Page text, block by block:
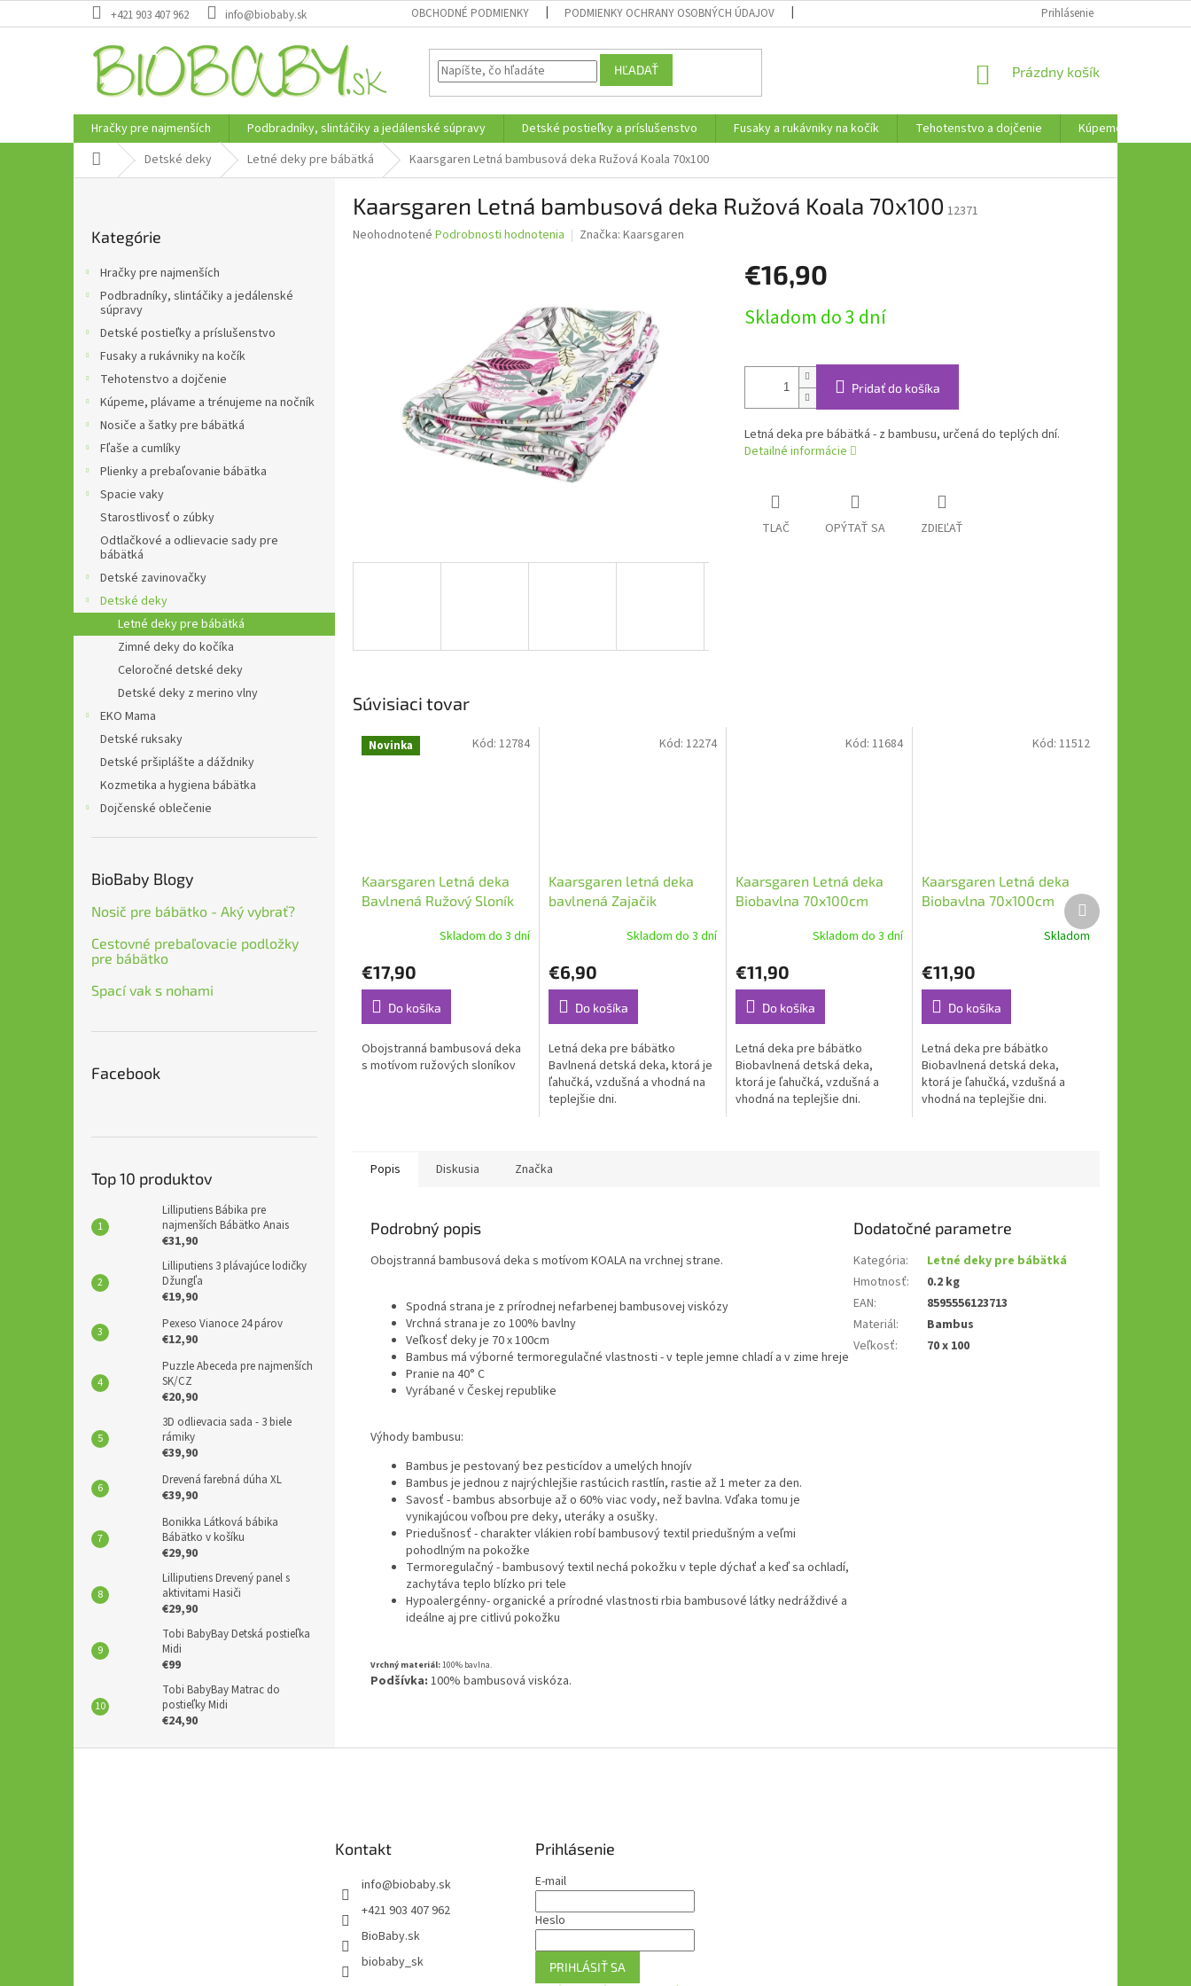
na
+421 903 407 962 info@biobaby.sk OBCHODNÉ PODMIENKY PODMIENKY OCHRANY OSOBNÝCH ÚDAJOV Prihlásenie
HĽADAŤ
NÁKUPNÝ
Prázdny košík
Hračky pre najmenších Podbradníky, slintáčiky a jedálenské súpravy Detské postieľky a príslušenstvo Fusaky a rukávniky na kočík Tehotenstvo a dojčenie
Kúpeme, plávame a
DomovDetské deky Letné deky pre bábätká Kaarsgaren Letná bambusová deka Ružová Koala 70x100
kategórie
Kategórie
Hračky pre najmenších
Podbradníky, slintáčiky a jedálenské
súpravy
Detské postieľky a príslušenstvo
Fusaky a rukávniky na kočík
Tehotenstvo a dojčenie
Kúpeme, plávame a trénujeme na nočník
Nosiče a šatky pre bábätká
Fľaše a cumlíky
Plienky a prebaľovanie bábätka
Spacie vaky
Starostlivosť o zúbky
Odtlačkové a odlievacie sady pre
bábätká
Detské zavinovačky
Detské deky
Letné deky pre bábätká
Zimné deky do kočíka
Celoročné detské deky
Detské deky z merino vlny
EKO Mama
Detské ruksaky
Detské pršiplášte a dáždniky
Kozmetika a hygiena bábätka
Dojčenské oblečenie
BioBaby Blogy
Nosič pre bábätko - Aký vybrať?
Cestovné prebaľovacie podložky
pre bábätko
Spací vak s nohami
Facebook
Top 10 produktov
Lilliputiens Bábika pre
najmenších Bábätko Anais
€31,90
Lilliputiens 3 plávajúce lodičky
Džungľa
€19,90
Pexeso Vianoce 24 párov
€12,90
Puzzle Abeceda pre najmenších
SK/CZ
€20,90
3D odlievacia sada - 3 biele
rámiky
€39,90
Drevená farebná dúha XL
€39,90
Bonikka Látková bábika
Bábätko v košíku
€29,90
Lilliputiens Drevený panel s
aktivitami Hasiči
€29,90
Tobi BabyBay Detská postieľka
Midi
€99
Tobi BabyBay Matrac do
postieľky Midi
€24,90
Kaarsgaren Letná bambusová deka Ružová Koala 70x100 12371
Priemerné
Neohodnotené Podrobnosti hodnotenia Značka: Kaarsgaren
€16,90
cena:
Skladom do 3 dní
Pridať do košíka
Letná deka pre bábätká - z bambusu, určená do teplých dní.
Detailné informácie
TLAČ OPÝTAŤ SA ZDIEĽAŤ
Súvisiaci tovar
Novinka
Kaarsgaren Letná deka
Bavlnená Ružový Sloník
Skladom do 3 dní
€17,90
Do košíka
Obojstranná bambusová deka
s motívom ružových sloníkov
Kód: 12784
Kaarsgaren letná deka
bavlnená Zajačik
Skladom do 3 dní
€6,90
Do košíka
Letná deka pre bábätko
Bavlnená detská deka, ktorá je
ľahučká, vzdušná a vhodná na
teplejšie dni.
Kód: 12274
Kaarsgaren Letná deka
Biobavlna 70x100cm
Skladom do 3 dní
€11,90
Do košíka
Letná deka pre bábätko
Biobavlnená detská deka,
ktorá je ľahučká, vzdušná a
vhodná na teplejšie dni.
Kód:11684
Kaarsgaren Letná deka
Biobavlna 70x100cm
Skladom
€11,90
Do košíka
Letná deka pre bábätko
Biobavlnená detská deka,
ktorá je ľahučká, vzdušná a
vhodná na teplejšie dni.
Kód: 11512
Ďalší
produkt
Popis Diskusia Značka
Podrobný popis
Obojstranná bambusová deka s motívom KOALA na vrchnej strane.
Spodná strana je z prírodnej nefarbenej bambusovej viskózy
Vrchná strana je zo 100% bavlny
Veľkosť deky je 70 x 100cm
Bambus má výborné termoregulačné vlastnosti - v teple jemne chladí a v zime hreje
Pranie na 40° C
Vyrábané v Českej republike
Výhody bambusu:
Bambus je pestovaný bez pesticídov a umelých hnojív
Bambus je jednou z najrýchlejšie rastúcich rastlín, rastie až 1 meter za den.
Savosť - bambus absorbuje až o 60% viac vody, než bavlna. Vďaka tomu je
vynikajúcou voľbou pre deky, uteráky a osušky.
Priedušnosť - charakter vlákien robí bambusový textil priedušným a veľmi
pohodlným na pokožke
Termoregulačný - bambusový textil nechá pokožku v teple dýchať a keď sa ochladí,
zachytáva teplo blízko pri tele
Hypoalergénny- organické a prírodné vlastnosti rbia bambusové látky nedráždivé a
ideálne aj pre citlivú pokožku
Vrchný materiál:100% bavlna.
Podšívka: 100% bambusová viskóza.
Dodatočné parametre
Kategória:
Letné deky pre bábätká
Hmotnosť:
0.2 kg
EAN:
8595556123713
Materiál:
Bambus
Veľkosť: 70 x 100
Kontakt
info@biobaby.sk
+421 903 407 962
BioBaby.sk
biobaby_sk
Prihlásenie
E-mail
Heslo
PRIHLÁSIŤ SA